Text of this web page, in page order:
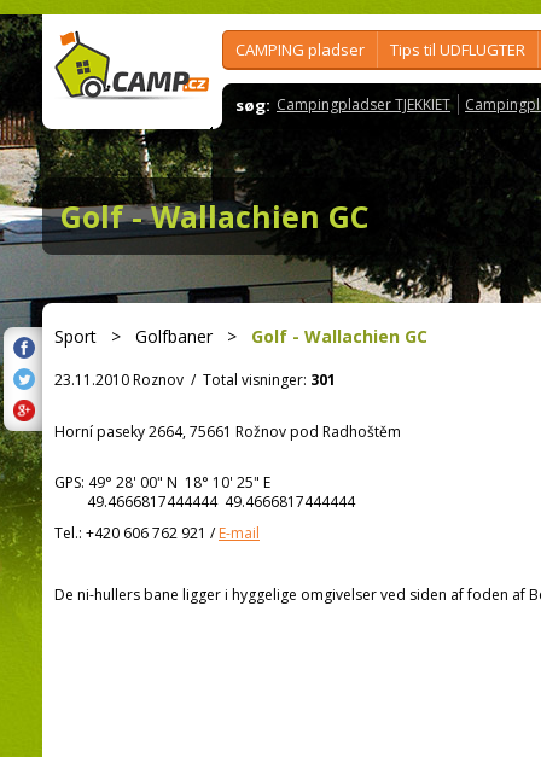
CAMPING pladser Tips til UDFLUGTER
søg: Campingpladser TJEKKIET
Golf - Wallachien GC
Sport > Golfbaner> Golf - Wallachien GC
23.11.2010 Roznov / Total visninger: 301
Horní paseky 2664, 75661 Rožnov pod Radhoštěm
GPS: 49° 28' 00" N 18° 10' 25" E
49.4666817444444 49.4666817444444
Tel.: +420 606 762 921 /E-mail
De ni-hullers bane ligger i hyggelige omgivelser ved siden af foden af